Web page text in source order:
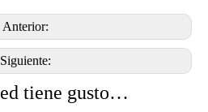
Anterior:
Siguiente:
tiene gusto…